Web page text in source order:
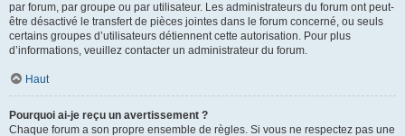
par forum, par groupe ou par utilisateur. Les administrateurs du forum ont peut-
être désactivé le transfert de pièces jointes dans le forum concerné, ou seuls
certains groupes d’utilisateurs détiennent cette autorisation. Pour plus
d’informations, veuillez contacter un administrateur du forum.
Haut
Pourquoi ai-je reçu un avertissement ?
Chaque forum a son propre ensemble de règles. Si vous ne respectez pas une